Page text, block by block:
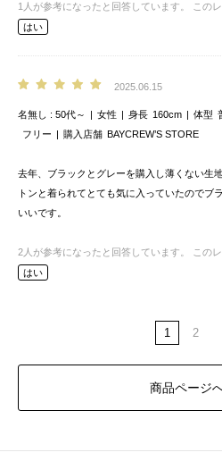
1 人が参考になったと回答しています。
この
はい
2025.06.15
名無し 50代～ 女性 身長 160cm 体型
フリー
購入店舗 BAYCREW’S STORE
去年、ブラックとグレーを購入し薄くない生
トンと着られてとても気に入っていたのでブ
いいです。
2 人が参考になったと回答しています。
この
はい
1 2
商品ページ